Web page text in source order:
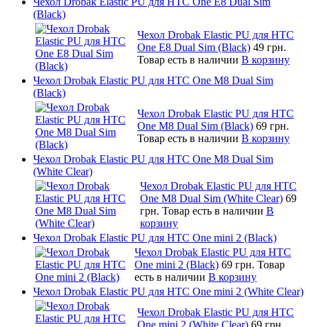
(Black)
Чехол Drobak Elastic PU для HTC
One E8 Dual Sim (Black) 49 грн.
Товар есть в наличии В корзину
Чехол Drobak Elastic PU для HTC One M8 Dual Sim
(Black)
Чехол Drobak Elastic PU для HTC
One M8 Dual Sim (Black) 69 грн.
Товар есть в наличии В корзину
Чехол Drobak Elastic PU для HTC One M8 Dual Sim
(White Clear)
Чехол Drobak Elastic PU для HTC
One M8 Dual Sim (White Clear) 69
грн. Товар есть в наличии В
корзину
Чехол Drobak Elastic PU для HTC One mini 2 (Black)
Чехол Drobak Elastic PU для HTC
One mini 2 (Black) 69 грн. Товар
есть в наличии В корзину
Чехол Drobak Elastic PU для HTC One mini 2 (White Clear)
Чехол Drobak Elastic PU для HTC
One mini 2 (White Clear) 69 грн.